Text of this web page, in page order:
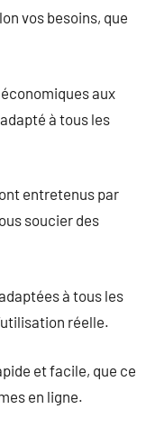
vos besoins, que
aux
à tous les
entretenus par
soucier des
à tous les
réelle.
et facile, que ce
en ligne.